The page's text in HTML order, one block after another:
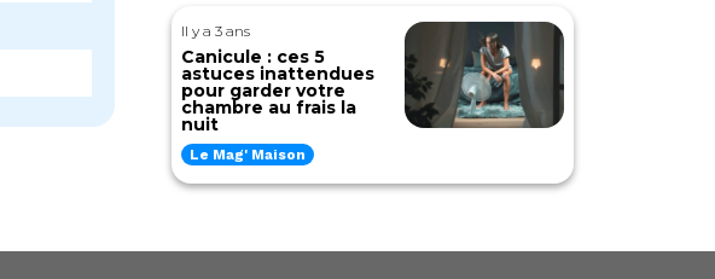
Il y a 3 ans
Canicule : ces 5
astuces inattendues
pour garder votre
chambre au frais la
nuit
Le Mag' Maison